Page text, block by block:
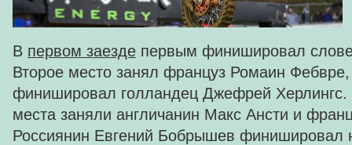
В первом заезде первым финишировал
Второе место занял француз Ромаин Фебвре,
финишировал голландец Джефрей Херлингс.
места заняли англичанин Макс Ансти и
Россиянин Евгений Бобрышев финишировал